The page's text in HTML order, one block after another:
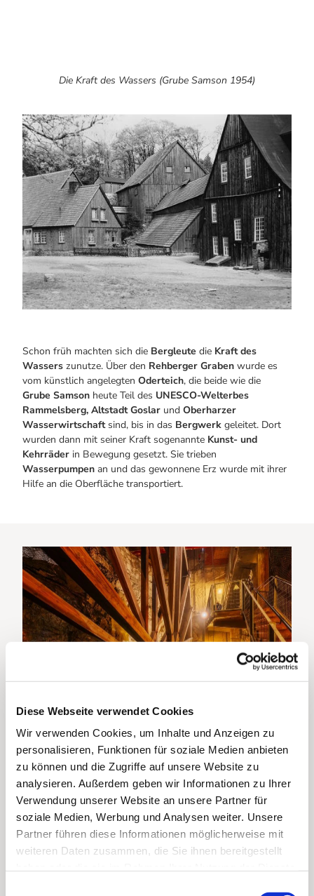
Diese Webseite verwendet Cookies
Wir verwenden Cookies, um Inhalte und Anzeigen zu
personalisieren, Funktionen für soziale Medien anbieten
zu können und die Zugriffe auf unsere Website zu
analysieren. Außerdem geben wir Informationen zu Ihrer
Verwendung unserer Website an unsere Partner für
soziale Medien, Werbung und Analysen weiter. Unsere
Partner führen diese Informationen möglicherweise mit
weiteren Daten zusammen, die Sie ihnen bereitgestellt
Die Kraft des Wassers (Grube Samson 1954)
Schon früh machten sich die Bergleute die Kraft des
Wassers zunutze. Über den Rehberger Graben wurde es
vom künstlich angelegten Oderteich, die beide wie die
Grube Samson heute Teil des UNESCO-Welterbes
Rammelsberg, Altstadt Goslar und Oberharzer
Wasserwirtschaft sind, bis in das Bergwerk geleitet. Dort
wurden dann mit seiner Kraft sogenannte Kunst- und
Kehrräder in Bewegung gesetzt. Sie trieben
Wasserpumpen an und das gewonnene Erz wurde mit ihrer
Hilfe an die Oberfläche transportiert.
Besucherbergwerk Grube Samson
Neun und zwölf Meter messen die hölzernen Räder
Seit 1951gibt es in derGrube Samsonein
Bergwerksmuseumin dem Besucherinnen und Besucher
zwei solcher Wasserrädererleben können. Beeindruckend